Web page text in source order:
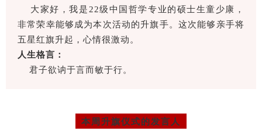
大家好，我是22级中国哲学专业的硕士生童少康，
非常荣幸能够成为本次活动的升旗手。这次能够亲手将
五星红旗升起，心情很激动。
人生格言：
君子欲讷于言而敏于行。
03
本周升旗仪式的发言人